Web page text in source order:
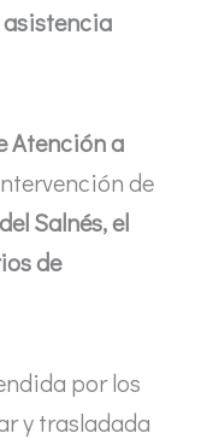
asistencia
Atención a
de
Salnés, el
de
por los
y trasladada